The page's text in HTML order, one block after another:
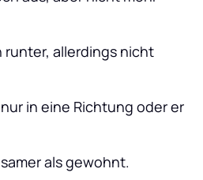
runter, allerdings nicht
in eine Richtung oder er
als gewohnt.